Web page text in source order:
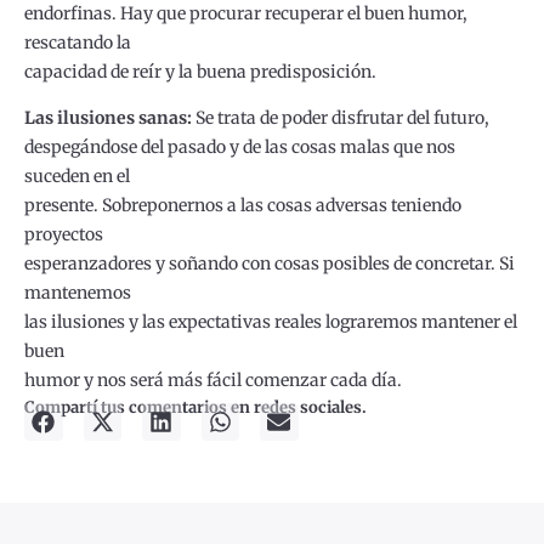
endorfinas. Hay que procurar recuperar el buen humor,
rescatando la
capacidad de reír y la buena predisposición.
Las ilusiones sanas: Se trata de poder disfrutar del futuro,
despegándose del pasado y de las cosas malas que nos
suceden en el
presente. Sobreponernos a las cosas adversas teniendo
proyectos
esperanzadores y soñando con cosas posibles de concretar. Si
mantenemos
las ilusiones y las expectativas reales lograremos mantener el
buen
humor y nos será más fácil comenzar cada día.
Compartí tus comentarios en redes sociales.